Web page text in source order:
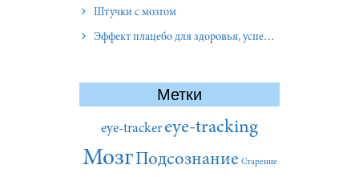
Штучки с мозгом
Эффект плацебо для здоровья, успеха и отношений
Метки
eye-tracker eye-tracking
МозгПодсознание Старение